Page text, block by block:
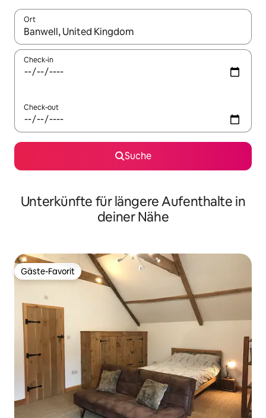
Ort
Wenn Ergebnisse verfügbar sind, navigiere mit den
Check-in
Check-out
Suche
Unterkünfte für längere Aufenthalte in
deiner Nähe
Gäste-Favorit
Gäste-Favorit